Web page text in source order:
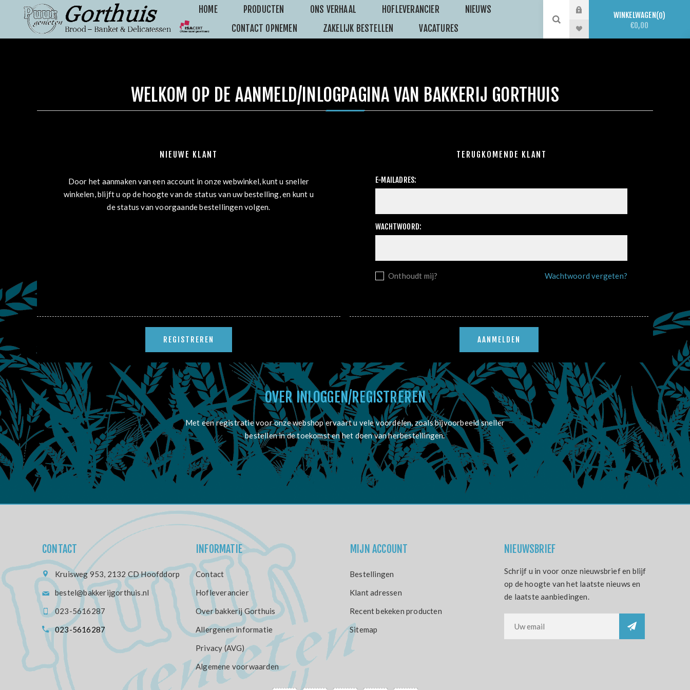
HOME PRODUCTEN ONS VERHAAL HOFLEVERANCIER
NIEUWS
CONTACT OPNEMEN
ZAKELIJK BESTELLEN VACATURES
WINKELWAGEN 0
€0,00
WELKOM OP DE AANMELD/INLOGPAGINA VAN BAKKERIJ GORTHUIS
NIEUWE KLANT
Door het aanmaken van een account in onze webwinkel, kunt u sneller
winkelen, blijft u op de hoogte van de status van uw bestelling, en kunt u
de status van voorgaande bestellingen volgen.
TERUGKOMENDE KLANT
E-MAILADRES:
WACHTWOORD:
Onthoudt mij? Wachtwoord vergeten?
OVER INLOGGEN/REGISTREREN
Met een registratie voor onze webshop ervaart u vele voordelen, zoals bijvoorbeeld sneller
bestellen in de toekomst en het doen van herbestellingen.
CONTACT
Kruisweg 953, 2132 CD Hoofddorp
bestel@bakkerijgorthuis.nl
023-5616287
023-5616287
INFORMATIE
Contact
Hofleverancier
Over bakkerij Gorthuis
Allergenen informatie
Privacy (AVG)
Algemene voorwaarden
MIJN ACCOUNT
Bestellingen
Klant adressen
Recent bekeken producten
Sitemap
NIEUWSBRIEF
Schrijf u in voor onze nieuwsbrief en blijf
op de hoogte van het laatste nieuws en
de laatste aanbiedingen.